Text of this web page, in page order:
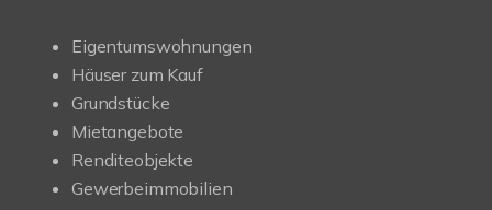
Eigentumswohnungen
Häuser zum Kauf
Grundstücke
Mietangebote
Renditeobjekte
Gewerbeimmobilien